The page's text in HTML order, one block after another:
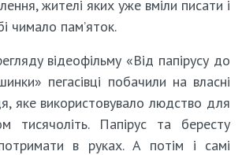
жителі яких уже вміли писати і
чимало пам’яток.
відеофільму «Від папірусу до
пегасівці побачили на власні
яке використовувало людство для
тисячоліть. Папірус та бересту
в руках. А потім і самі